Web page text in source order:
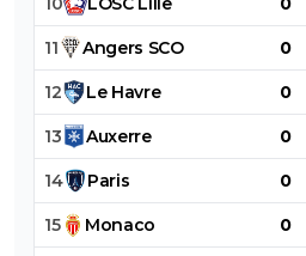
11 Angers SCO 0
12 Le Havre 0
13 Auxerre 0
14 Paris 0
15 Monaco 0